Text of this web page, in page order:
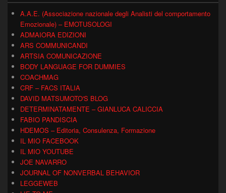
A.A.E. (Associazione nazionale degli Analisti del comportamento
Emozionale) – EMOTUSOLOGI
ADMAIORA EDIZIONI
ARS COMMUNICANDI
ARTSIA COMUNICAZIONE
BODY LANGUAGE FOR DUMMIES
COACHMAG
CRF – FACS ITALIA
DAVID MATSUMOTO'S BLOG
DETERMINATAMENTE – GIANLUCA CALICCIA
FABIO PANDISCIA
HDEMOS – Editoria, Consulenza, Formazione
IL MIO FACEBOOK
IL MIO YOUTUBE
JOE NAVARRO
JOURNAL OF NONVERBAL BEHAVIOR
LEGGEWEB